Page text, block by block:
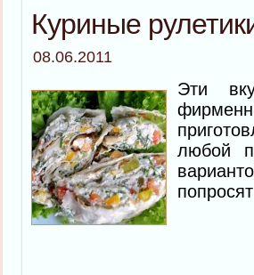
Куриные
08.06.2011
Эти
любой